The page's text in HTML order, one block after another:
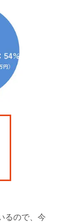
るので、今